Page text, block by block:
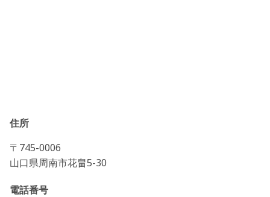
住所
〒745-0006
山口県周南市花畠5-30
電話番号